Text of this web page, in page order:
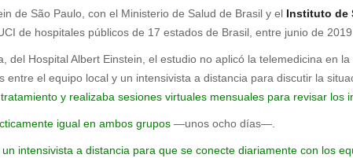
de São Paulo, con el Ministerio de Salud de Brasil y el Instituto de
de hospitales públicos de 17 estados de Brasil, entre junio de
del Hospital Albert Einstein, el estudio no aplicó la telemedicina en
el equipo local y un intensivista a distancia para discutir la
y realizaba sesiones virtuales mensuales para revisar los
igual en ambos grupos —unos ocho días—.
intensivista a distancia para que se conecte diariamente con los